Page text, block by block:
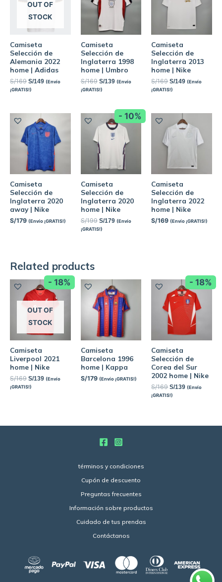
OUT OF
STOCK
Camiseta
Selección de
Alemania 2022
home | Adidas
S/169 S/149 (Envío
¡GRATIS!)
Camiseta
Selección de
Inglaterra 1998
home | Umbro
S/169 S/139 (Envío
¡GRATIS!)
Camiseta
Selección de
Inglaterra 2013
home | Nike
S/169 S/149 (Envío
¡GRATIS!)
Camiseta
Selección de
Inglaterra 2020
away | Nike
S/179 (Envío ¡GRATIS!)
- 10%
Camiseta
Selección de
Inglaterra 2020
home | Nike
S/199 S/179 (Envío
¡GRATIS!)
Camiseta
Selección de
Inglaterra 2022
home | Nike
S/169 (Envío ¡GRATIS!)
Related products
- 18%
OUT OF
STOCK
Camiseta
Liverpool 2021
home | Nike
S/169 S/139 (Envío
¡GRATIS!)
Camiseta
Barcelona 1996
home | Kappa
S/179 (Envío ¡GRATIS!)
- 18%
Camiseta
Selección de
Corea del Sur
2002 home | Nike
S/169 S/139 (Envío
¡GRATIS!)
términos y condiciones
Cupón de descuento
Preguntas frecuentes
Información sobre productos
Cuidado de tus prendas
Contáctanos